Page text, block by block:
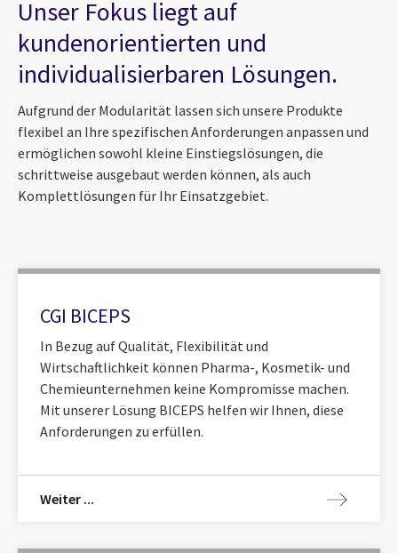
Unser Fokus liegt auf
kundenorientierten und
individualisierbaren Lösungen.
Aufgrund der Modularität lassen sich unsere Produkte
flexibel an Ihre spezifischen Anforderungen anpassen und
ermöglichen sowohl kleine Einstiegslösungen, die
schrittweise ausgebaut werden können, als auch
Komplettlösungen für Ihr Einsatzgebiet.
CGI BICEPS
In Bezug auf Qualität, Flexibilität und
Wirtschaftlichkeit können Pharma-, Kosmetik- und
Chemieunternehmen keine Kompromisse machen.
Mit unserer Lösung BICEPS helfen wir Ihnen, diese
Anforderungen zu erfüllen.
Weiter ...